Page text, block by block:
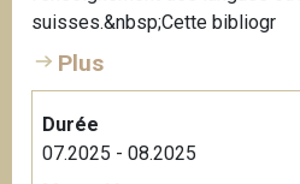
suisses.&nbsp;Cette bibliogr
Plus
Durée
07.2025 - 08.2025